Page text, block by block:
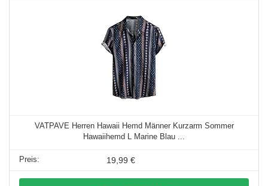
VATPAVE Herren Hawaii Hemd Männer Kurzarm Sommer
Hawaiihemd L Marine Blau ...
19,99 €